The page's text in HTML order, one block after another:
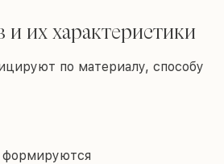
их характеристики
по материалу, способу